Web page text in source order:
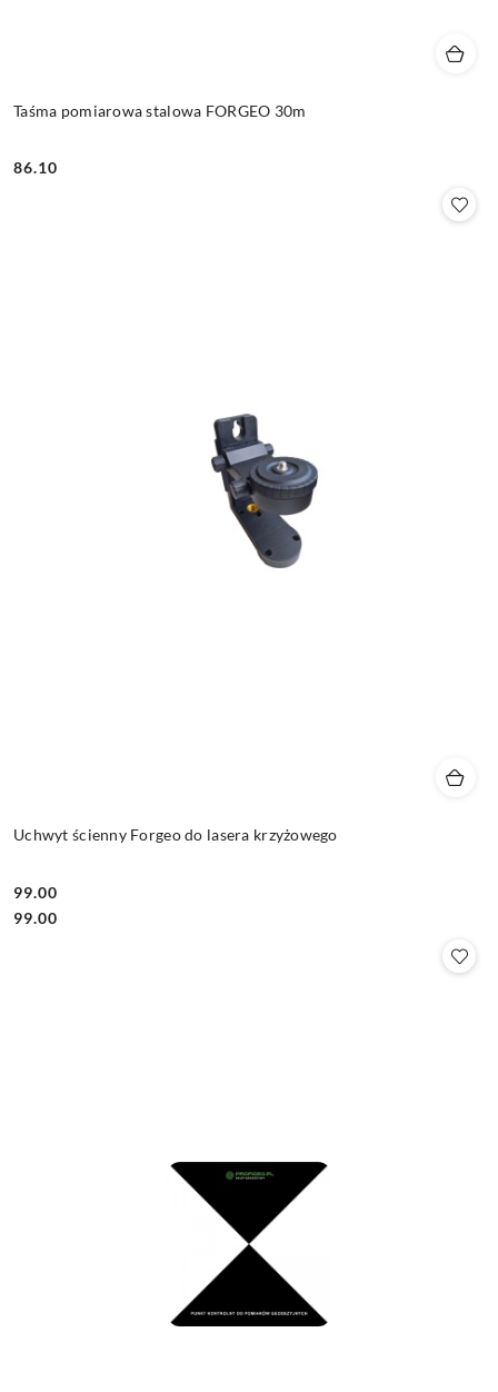
Taśma pomiarowa stalowa FORGEO 30m
Cena:
86.10
Uchwyt ścienny Forgeo do lasera krzyżowego
Cena:
99.00
Cena:
99.00